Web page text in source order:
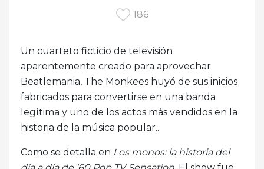
186
Un cuarteto ficticio de televisión
aparentemente creado para aprovechar
Beatlemania, The Monkees huyó de sus inicios
fabricados para convertirse en una banda
legítima y uno de los actos más vendidos en la
historia de la música popular..
Como se detalla en Los monos: la historia del